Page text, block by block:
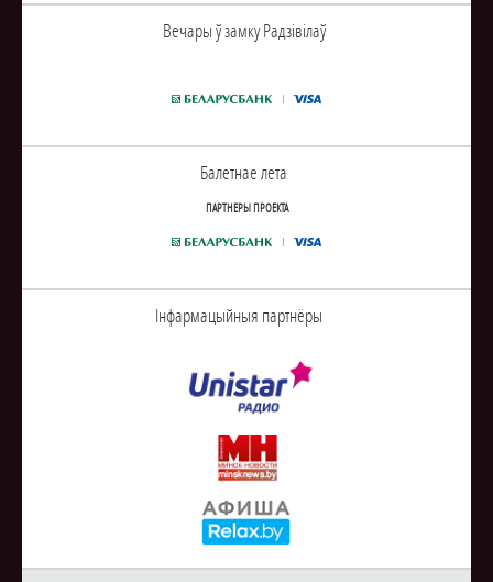
Вечары ў замку Радзiвiлаў
Балетнае лета
ПАРТНЕРЫ ПРОЕКТА
Інфармацыйныя партнёры